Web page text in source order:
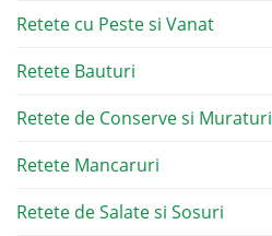
Retete cu Peste si Vanat
Retete Bauturi
Retete de Conserve si Muraturi
Retete Mancaruri
Retete de Salate si Sosuri